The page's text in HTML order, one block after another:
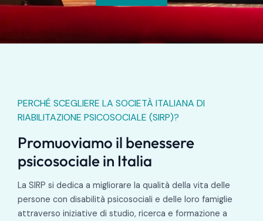
PERCHÉ SCEGLIERE LA SOCIETÀ ITALIANA DI
RIABILITAZIONE PSICOSOCIALE (SIRP)?
Promuoviamo il benessere
psicosociale in Italia
La SIRP si dedica a migliorare la qualità della vita delle
persone con disabilità psicosociali e delle loro famiglie
attraverso iniziative di studio, ricerca e formazione a